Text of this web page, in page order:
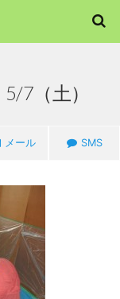
7（土）
メール SMS